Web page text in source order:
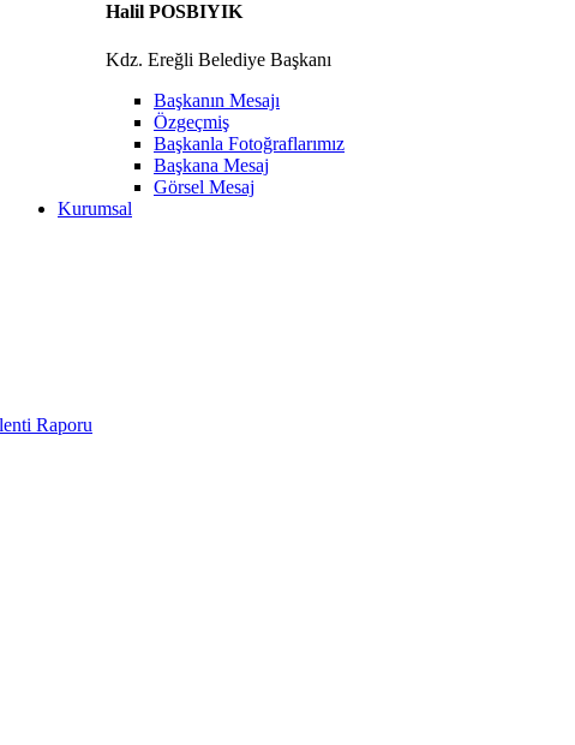
Halil POSBIYIK
Kdz. Ereğli Belediye Başkanı
Başkanın Mesajı
Özgeçmiş
Başkanla Fotoğraflarımız
Başkana Mesaj
Görsel Mesaj
Kurumsal
Raporu